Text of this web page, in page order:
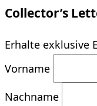
Collector’s
Erhalte exklusive
Vorname
Nachname